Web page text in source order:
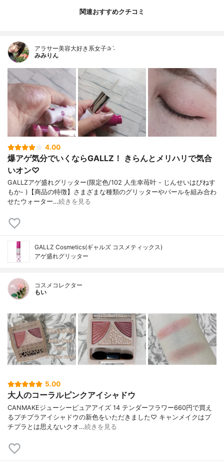
関連おすすめクチコミ
アラサー美容大好き系女子✰ˊ˗
みみりん
4.00
爆アゲ気分でいくならGALLZ！ きらんとメリハリで気合
いオン♡
GALLZアゲ盛れグリッター(限定色/102 人生幸苺叶 - じんせいはぴねす
もか- )【商品の特徴】さまざまな種類のグリッターやパールを組み合わ
せたウォーター…続きを見る
GALLZ Cosmetics(ギャルズ コスメティックス)
アゲ盛れグリッター
コスメコレクター
もい
5.00
大人のコーラルピンクアイシャドウ
CANMAKEジューシーピュアアイズ 14 テンダーフラワー660円で買え
るプチプラアイシャドウの新色をいただきました♡ キャンメイクはプ
チプラとは思えないクオ…続きを見る